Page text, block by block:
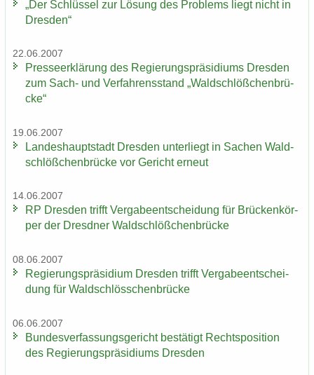
„Der Schlüs­sel zur Lö­sung des Pro­blems liegt nicht in
Dres­den“
22.06.2007
Pres­se­er­klä­rung des Re­gie­rungs­prä­si­di­ums Dres­den
zum Sach- und Ver­fah­rens­stand „Wald­schlöß­chen­brü­
cke“
19.06.2007
Lan­des­haupt­stadt Dres­den un­ter­liegt in Sa­chen Wald­
schlöß­chen­brü­cke vor Ge­richt er­neut
14.06.2007
RP Dres­den trifft Ver­ga­be­ent­schei­dung für Brü­cken­kör­
per der Dresd­ner Wald­schlöß­chen­brü­cke
08.06.2007
Re­gie­rungs­prä­si­di­um Dres­den trifft Ver­ga­be­ent­schei­
dung für Wald­schlöss­chen­brü­cke
06.06.2007
Bun­des­ver­fas­sungs­ge­richt be­stä­tigt Rechts­po­si­ti­on
des Re­gie­rungs­prä­si­di­ums Dres­den